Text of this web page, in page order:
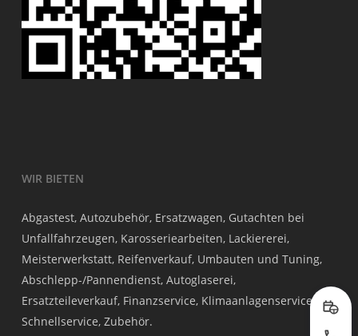
WIR BIETEN
Abgastest, Autozubehör, Ersatzwagen, Gutachten bei
Unfallfahrzeugen, Karosseriearbeiten, Lackiererei,
Meisterwerkstatt, Reifenverkauf, Umbauten und Tuning,
Abschlepp-/Pannendienst, Autoglaserei,
Ersatzteileverkauf, Finanzservice, Klimaanlagenservice,
Schnellservice, Zubehör.